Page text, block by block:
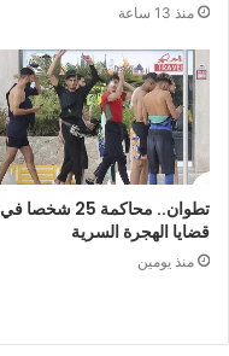
منذ 13 ساعة
تطوان.. محاكمة 25 شخصا في
قضايا الهجرة السرية
منذ يومين